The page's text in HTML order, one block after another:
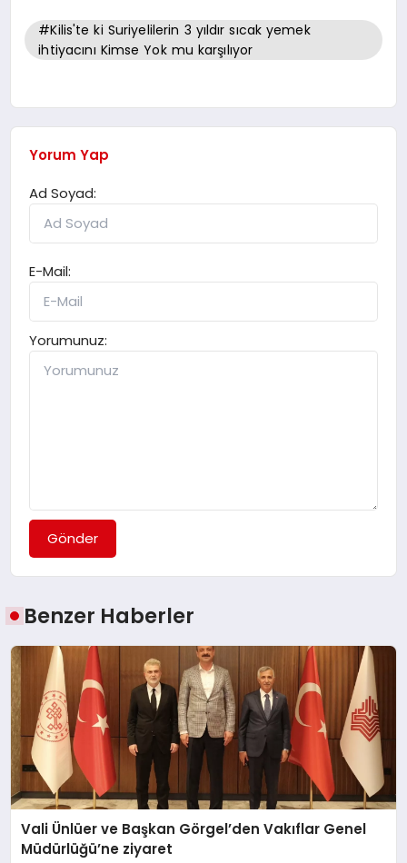
#Kilis'te ki Suriyelilerin 3 yıldır sıcak yemek
ihtiyacını Kimse Yok mu karşılıyor
Yorum Yap
Ad Soyad:
E-Mail:
Yorumunuz:
Gönder
Benzer Haberler
Vali Ünlüer ve Başkan Görgel’den Vakıflar Genel
Müdürlüğü’ne ziyaret